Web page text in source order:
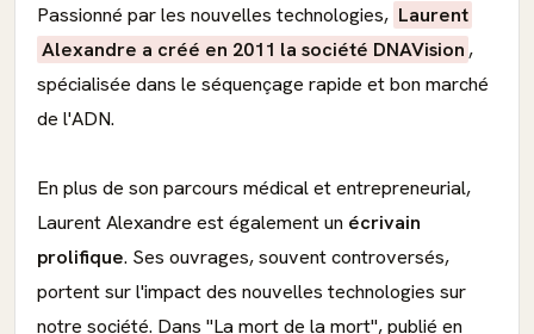
Passionné par les nouvelles technologies, Laurent
Alexandre a créé en 2011 la société DNAVision ,
spécialisée dans le séquençage rapide et bon marché
de l'ADN.
En plus de son parcours médical et entrepreneurial,
Laurent Alexandre est également un écrivain
prolifique. Ses ouvrages, souvent controversés,
portent sur l'impact des nouvelles technologies sur
notre société. Dans "La mort de la mort", publié en